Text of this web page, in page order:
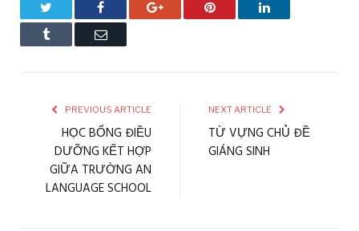
Facebook Google+ Pinterest LinkedIn
Tumblr Email
PREVIOUS ARTICLE
HỌC BỔNG ĐIỀU
DƯỠNG KẾT HỢP
GIỮA TRƯỜNG AN
LANGUAGE SCHOOL
NEXT ARTICLE
TỪ VỰNG CHỦ ĐỀ
GIÁNG SINH